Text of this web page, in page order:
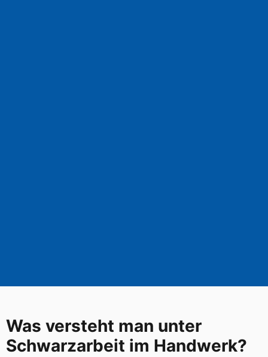
Was versteht man unter
Schwarzarbeit im Handwerk?